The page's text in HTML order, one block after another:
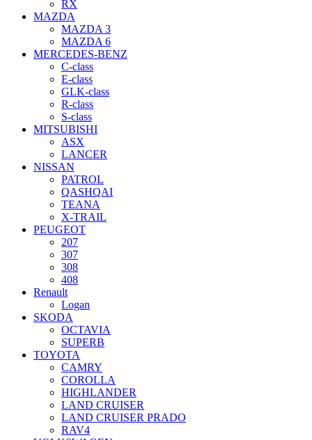
RX
MAZDA
MAZDA 3
MAZDA 6
MERCEDES-BENZ
C-class
E-class
GLK-class
R-class
S-class
MITSUBISHI
ASX
LANCER
NISSAN
PATROL
QASHQAI
TEANA
X-TRAIL
PEUGEOT
207
307
308
408
Renault
Logan
SKODA
OCTAVIA
SUPERB
TOYOTA
CAMRY
COROLLA
HIGHLANDER
LAND CRUISER
LAND CRUISER PRADO
RAV4